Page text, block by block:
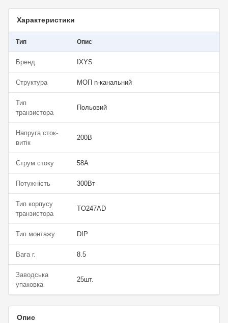
Характеристики
Тип Опис
Бренд IXYS
Структура МОП n-канальний
Тип
транзистора
Польовий
Напруга сток-
витік
200В
Струм стоку 58А
Потужність 300Вт
Тип корпусу
транзистора
TO247AD
Тип монтажу DIP
Вага г. 8.5
Заводська
упаковка
25шт.
Опис